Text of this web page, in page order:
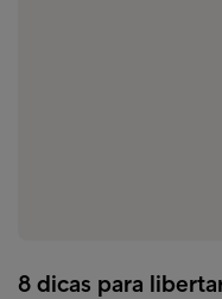
8 dicas para